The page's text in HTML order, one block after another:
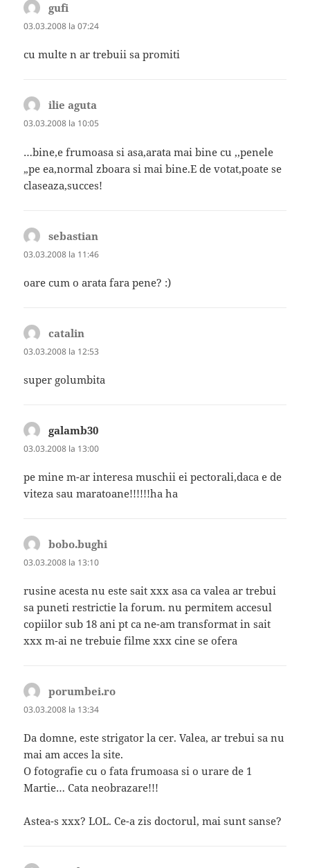
gufi
03.03.2008 la 07:24
cu multe n ar trebuii sa promiti
ilie aguta
03.03.2008 la 10:05
…bine,e frumoasa si asa,arata mai bine cu ,,penele
„pe ea,normal zboara si mai bine.E de votat,poate se
claseaza,succes!
sebastian
03.03.2008 la 11:46
oare cum o arata fara pene? :)
catalin
03.03.2008 la 12:53
super golumbita
galamb30
03.03.2008 la 13:00
pe mine m-ar interesa muschii ei pectorali,daca e de
viteza sau maratoane!!!!!!ha ha
bobo.bughi
03.03.2008 la 13:10
rusine acesta nu este sait xxx asa ca valea ar trebui
sa puneti restrictie la forum. nu permitem accesul
copiilor sub 18 ani pt ca ne-am transformat in sait
xxx m-ai ne trebuie filme xxx cine se ofera
porumbei.ro
03.03.2008 la 13:34
Da domne, este strigator la cer. Valea, ar trebui sa nu
mai am acces la site.
O fotografie cu o fata frumoasa si o urare de 1
Martie… Cata neobrazare!!!
Astea-s xxx? LOL. Ce-a zis doctorul, mai sunt sanse?